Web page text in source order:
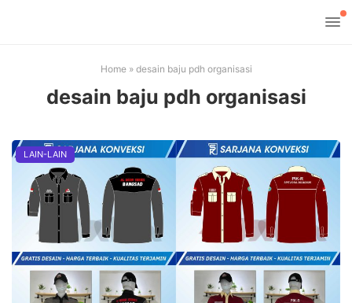
Home» desain baju pdh organisasi
desain baju pdh organisasi
LAIN-LAIN